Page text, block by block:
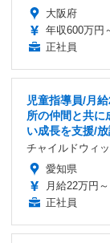
大阪府
年収600万円
正社員
児童指導員/月
所の仲間と共に
い成長を支援/
チャイルドウィ
愛知県
月給22万円～
正社員